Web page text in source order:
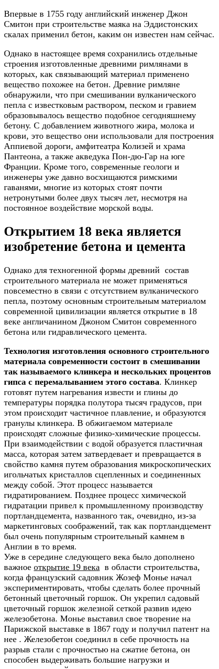
Впервые в 1755 году английский инженер Джон
Смитон при строительстве маяка на Эддистонских
скалах применил бетон, каким он известен нам сейчас.
Однако в настоящее время сохранились отдельные
строения изготовленные древними римлянами в
которых, как связывающий материал применено
вещество похожее на бетон. Древние римляне
обнаружили, что при смешивании вулканического
пепла с известковым раствором, песком и гравием
образовывалось вещество подобное сегодняшнему
бетону. С добавлением животного жира, молока и
крови, это вещество они использовали для построения
Аппиевой дороги, амфитеатра Колизей и храма
Пантеона, а также акведука Пон-дю-Гар на юге
Франции. Кроме того, современные геологи и
инженеры уже давно восхищаются римскими
гаванями, многие из которых стоят почти
нетронутыми более двух тысяч лет, несмотря на
постоянное воздействие морской воды.
Открытием 18 века является
изобретение бетона и цемента
Однако для техногенной формы древний состав
строительного материала не может применяться
повсеместно в связи с отсутствием вулканического
пепла, поэтому основным строительным материалом
современной цивилизации является открытие в 18
веке англичанином Джоном Смитон современного
бетона или гидравлического цемента.
Технология изготовления основного строительного
материала современности состоит в смешивании
так называемого клинкера и нескольких процентов
гипса с перемалыванием этого состава. Клинкер
готовят путем нагревания извести и глины до
температуры порядка полутора тысяч градусов, при
этом происходит частичное плавление, и образуются
гранулы клинкера. В обжигаемом материале
происходят сложные физико-химические процессы.
При взаимодействии с водой образуется пластичная
масса, которая затем затвердевает и превращается в
свойство камня путем образования микроскопических
игольчатых кристаллов сцепленных и соединенных
между собой. Этот процесс называется
гидратированием. Позднее процесс химической
гидратации привел к промышленному производству
портландцемента, названного так, очевидно, из-за
маркетинговых соображений, так как портландцемент
был очень популярным строительный камнем в
Англии в то время.
Уже в середине следующего века было дополнено
важное открытие 19 века в области строительства,
когда французский садовник Жозеф Монье начал
экспериментировать, чтобы сделать более прочный
бетонный цветочный горшок. Он укрепил садовый
цветочный горшок железной сеткой развив идею
железобетона. Монье выставил свое творение на
Парижской выставке в 1867 году и получил патент на
нее . Железобетон соединил в себе прочность на
разрыв стали с прочностью на сжатие бетона, он
способен выдерживать большие нагрузки и